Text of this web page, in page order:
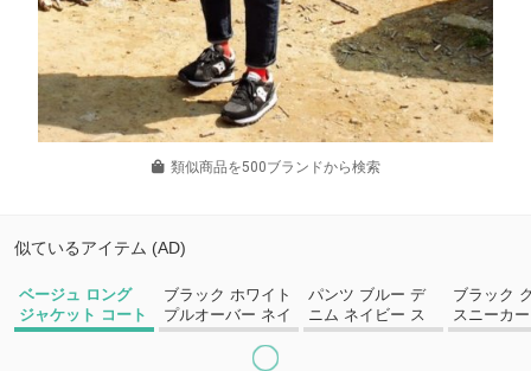
類似商品を500ブランドから検索